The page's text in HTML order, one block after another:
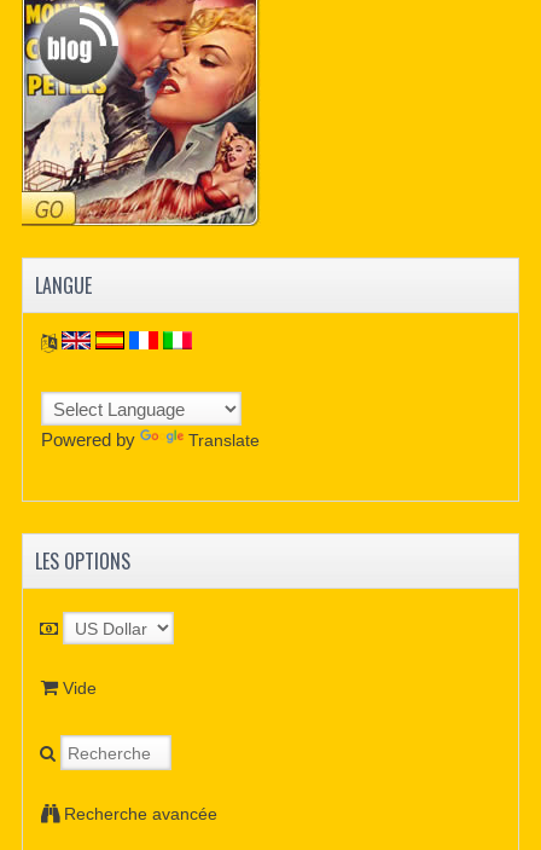
LANGUE
Powered by Translate
LES OPTIONS
Vide
Recherche avancée